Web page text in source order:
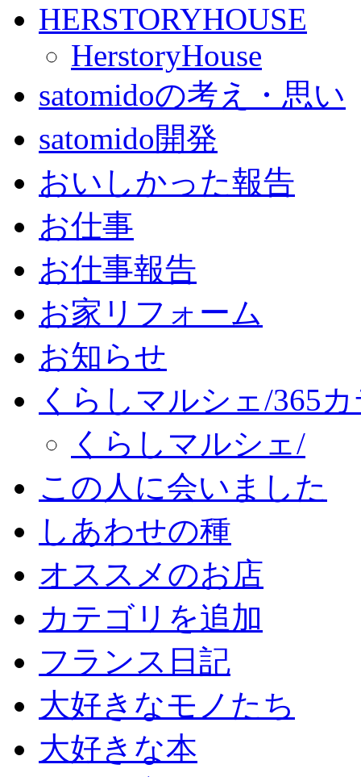
HERSTORYHOUSE
HerstoryHouse
satomidoの考え・思い
satomido開発
おいしかった報告
お仕事
お仕事報告
お家リフォーム
お知らせ
くらしマルシェ/365
くらしマルシェ/
この人に会いました
しあわせの種
オススメのお店
カテゴリを追加
フランス日記
大好きなモノたち
大好きな本